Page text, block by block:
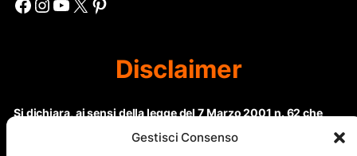
Gestisci Consenso
Disclaimer
Si dichiara, ai sensi della legge del 7 Marzo 2001 n. 62 che
questo sito non rientra nella categoria di “Informazione